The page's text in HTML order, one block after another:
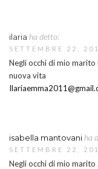
ilaria ha detto:
SETTEMBRE 22,
Negli occhi di mio
nuova vita
isabella mantovani ha
SETTEMBRE 22,
Negli occhi di mio